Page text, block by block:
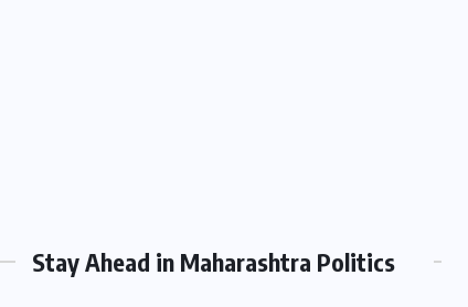
Stay Ahead in Maharashtra Politics